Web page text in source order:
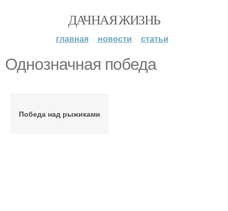
ДАЧНАЯ ЖИЗНЬ
главная новости статьи
Однозначная победа
Победа над рыжиками